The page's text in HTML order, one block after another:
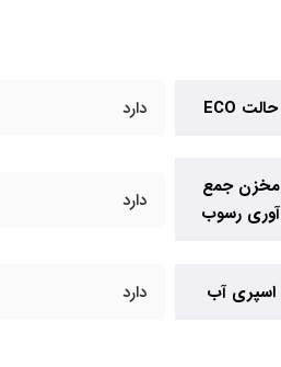
حالت ECO دارد
مخزن جمع
آوری رسوب
دارد
اسپری آب دارد